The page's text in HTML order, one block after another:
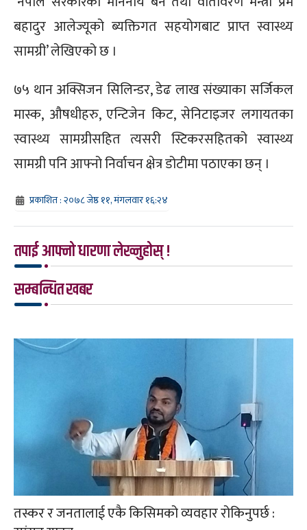
बहादुर आलेज्यूको ब्यक्तिगत सहयोगबाट प्राप्त स्वास्थ्य
सामग्री’ लेखिएको छ ।
७५ थान अक्सिजन सिलिन्डर, डेढ लाख संख्याका सर्जिकल
मास्क, औषधीहरु, एन्टिजेन किट, सेनिटाइजर लगायतका
स्वास्थ्य सामग्रीसहित त्यसरी स्टिकरसहितको स्वास्थ्य
सामग्री पनि आफ्नो निर्वाचन क्षेत्र डोटीमा पठाएका छन् ।
प्रकाशित : २०७८ जेष्ठ ११, मंगलवार १६:२४
तपाई आफ्नो धारणा लेख्नुहोस् !
सम्बन्धित खबर
तस्कर र जनतालाई एकै किसिमको व्यवहार रोकिनुपर्छ :